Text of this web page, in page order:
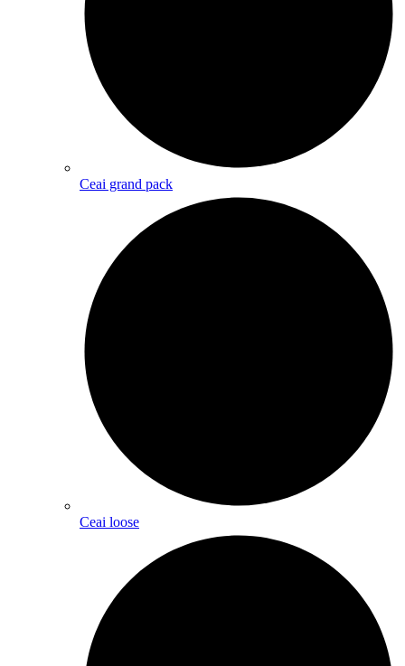
Ceai grand pack
Ceai loose